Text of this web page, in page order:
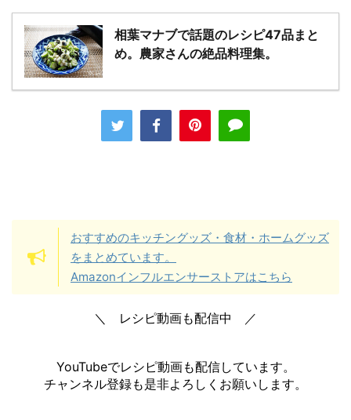
相葉マナブで話題のレシピ47品まと
め。農家さんの絶品料理集。
おすすめのキッチングッズ・食材・ホームグッズ
をまとめています。
Amazonインフルエンサーストアはこちら
＼ レシピ動画も配信中 ／
YouTubeでレシピ動画も配信しています。
チャンネル登録も是非よろしくお願いします。